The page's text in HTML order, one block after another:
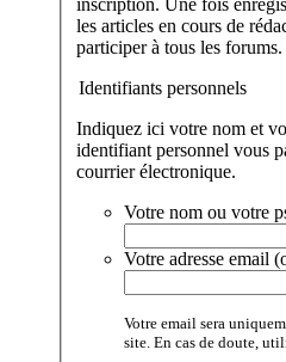
inscription. Une fois enregistré, vous pourrez
les articles en cours de rédaction, proposer des
participer à tous les forums.
Identifiants personnels
Indiquez ici votre nom et
identifiant personnel vous
courrier électronique.
Votre email sera
site. En cas de doute,